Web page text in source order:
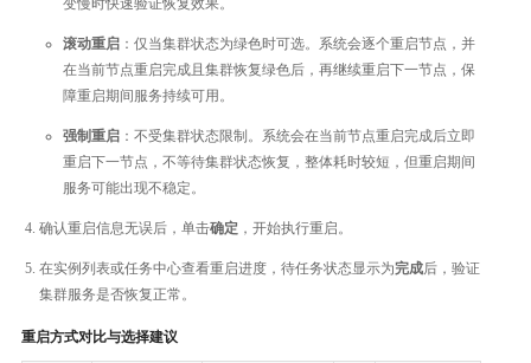
滚动重启 ：仅当集群状态为绿色时可选。系统会逐个重启节点，并
在当前节点重启完成且集群恢复绿色后，再继续重启下一节点，保
障重启期间服务持续可用。
强制重启 ：不受集群状态限制。系统会在当前节点重启完成后立即
重启下一节点，不等待集群状态恢复，整体耗时较短，但重启期间
服务可能出现不稳定。
确认重启信息无误后，单击确定 ，开始执行重启。
在实例列表或任务中心查看重启进度，待任务状态显示为完成后，验证
集群服务是否恢复正常。
重启方式对比与选择建议